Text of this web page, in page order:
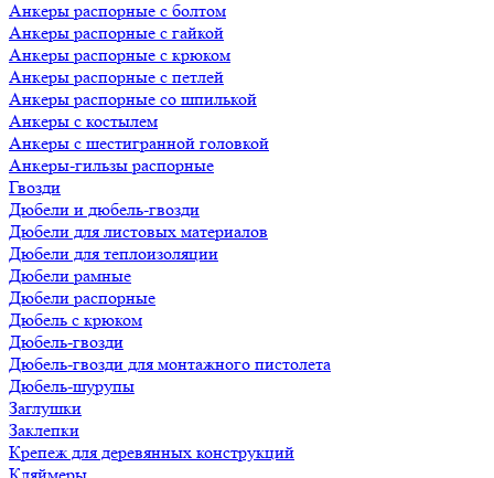
Анкеры распорные с болтом
Анкеры распорные с гайкой
Анкеры распорные с крюком
Анкеры распорные с петлей
Анкеры распорные со шпилькой
Анкеры с костылем
Анкеры с шестигранной головкой
Анкеры-гильзы распорные
Гвозди
Дюбели и дюбель-гвозди
Дюбели для листовых материалов
Дюбели для теплоизоляции
Дюбели рамные
Дюбели распорные
Дюбель с крюком
Дюбель-гвозди
Дюбель-гвозди для монтажного пистолета
Дюбель-шурупы
Заглушки
Заклепки
Крепеж для деревянных конструкций